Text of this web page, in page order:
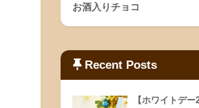
お酒入りチョコ
Recent Posts
【ホワイトデ